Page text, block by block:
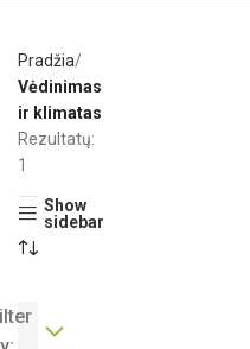
Pradžia
Vėdinimas
ir klimatas
Rezultatų:
1
Show
sidebar